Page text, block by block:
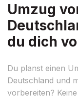
Umzug
du dich
Du planst einen
Deutschland und
vorbereiten?